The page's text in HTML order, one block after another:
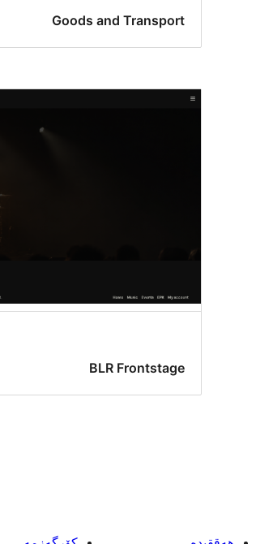
Goods and Transport
BLR Frontstage